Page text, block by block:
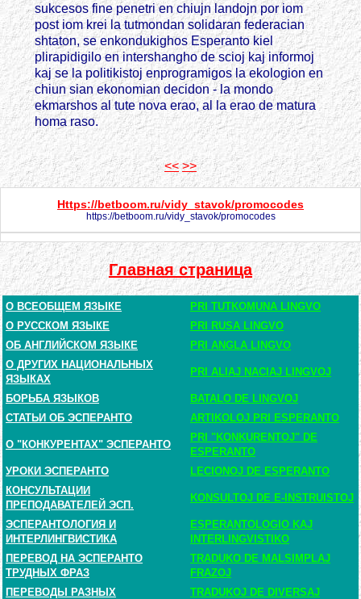
sukcesos fine penetri en chiujn landojn por iom
post iom krei la tutmondan solidaran federacian
shtaton, se enkondukighos Esperanto kiel
plirapidigilo en intershangho de scioj kaj informoj
kaj se la politikistoj enprogramigos la ekologion en
chiun sian ekonomian decidon - la mondo
ekmarshos al tute nova erao, al la erao de matura
homa raso.
<< >>
Https://betboom.ru/vidy_stavok/promocodes
https://betboom.ru/vidy_stavok/promocodes
Главная страница
О ВСЕОБЩЕМ ЯЗЫКЕ
PRI TUTKOMUNA LINGVO
О РУССКОМ ЯЗЫКЕ
PRI RUSA LINGVO
ОБ АНГЛИЙСКОМ ЯЗЫКЕ
PRI ANGLA LINGVO
О ДРУГИХ НАЦИОНАЛЬНЫХ
ЯЗЫКАХ
PRI ALIAJ NACIAJ LINGVOJ
БОРЬБА ЯЗЫКОВ
BATALO DE LINGVOJ
СТАТЬИ ОБ ЭСПЕРАНТО
ARTIKOLOJ PRI ESPERANTO
О "КОНКУРЕНТАХ" ЭСПЕРАНТО
PRI "KONKURENTOJ" DE
ESPERANTO
УРОКИ ЭСПЕРАНТО
LECIONOJ DE ESPERANTO
КОНСУЛЬТАЦИИ
ПРЕПОДАВАТЕЛЕЙ ЭСП.
KONSULTOJ DE E-INSTRUISTOJ
ЭСПЕРАНТОЛОГИЯ И
ИНТЕРЛИНГВИСТИКА
ESPERANTOLOGIO KAJ
INTERLINGVISTIKO
ПЕРЕВОД НА ЭСПЕРАНТО
ТРУДНЫХ ФРАЗ
TRADUKO DE MALSIMPLAJ
FRAZOJ
ПЕРЕВОДЫ РАЗНЫХ
TRADUKOJ DE DIVERSAJ